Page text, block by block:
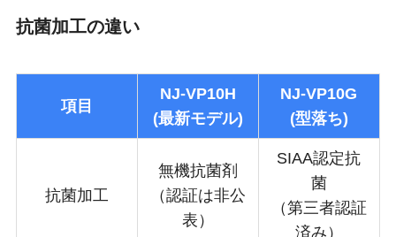
抗菌加工の違い
項目
NJ-VP10H
(最新モデル)
NJ-VP10G
(型落ち)
抗菌加工
無機抗菌剤
（認証は非公
表）
SIAA認定抗
菌
（第三者認証
済み）